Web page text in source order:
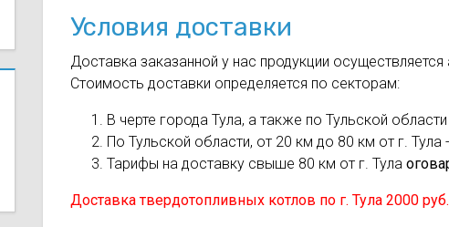
Условия доставки
Доставка заказанной у нас продукции
Стоимость доставки определяется по секторам:
В черте города Тула, а также по Тульской
По Тульской области, от 20 км до 80 км от г. Тула -
Тарифы на доставку свыше 80 км от г. Тула
Доставка твердотопливных котлов по г. Тула 2000 руб.